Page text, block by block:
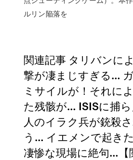
ルリン陥落を
関連記事 タリバンに
撃が凄まじすぎる…
ミサイルが！それに
た残骸が… ISISに捕
人のイラク兵が銃殺
う… イエメンで起き
凄惨な現場に絶句…【